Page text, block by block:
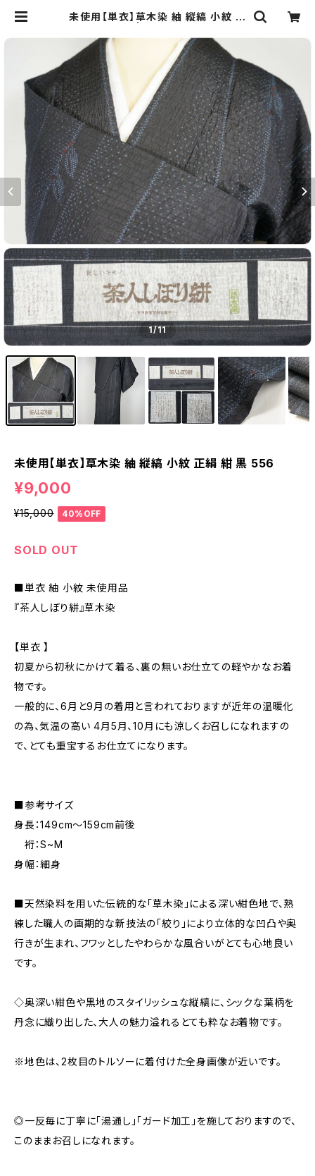
未使用【単衣】草木染 紬 縦縞 小紋 正
ine store] キモノリワ 着物 帯
1/11
未使用【単衣】草木染 紬 縦縞 小紋 正絹 紺 黒 556
¥9,000
¥15,000 40%OFF
SOLD OUT
■単衣 紬 小紋 未使用品
『茶人しぼり絣』草木染
【単衣 】
初夏から初秋にかけて着る、裏の無いお仕立ての軽やかなお着
物です。
一般的に、6月と9月の着用と言われておりますが近年の温暖化
の為、気温の高い 4月5月、10月にも涼しくお召しになれますの
で、とても重宝するお仕立てになります。
■参考サイズ
身長：149cm～159cm前後
裄：S~M
身幅：細身
■天然染料を用いた伝統的な「草木染」による深い紺色地で、熟
練した職人の画期的な新技法の「絞り」により立体的な凹凸や奥
行きが生まれ、フワッとしたやわらかな風合いがとても心地良い
です。
◇奥深い紺色や黒地のスタイリッシュな縦縞に、シックな葉柄を
丹念に織り出した、大人の魅力溢れるとても粋なお着物です。
※地色は、2枚目のトルソーに着付けた全身画像が近いです。
◎一反毎に丁寧に「湯通し」「ガード加工」を施しておりますので、
このままお召しになれます。